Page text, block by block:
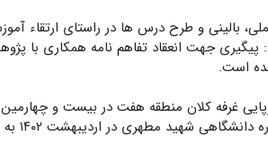
بالینی و طرح درس ها در راستای ارتقاء
جهت انعقاد تفاهم نامه همکاری با
است.
غرفه کلان منطقه هفت در بیست و
کشوری آموزش